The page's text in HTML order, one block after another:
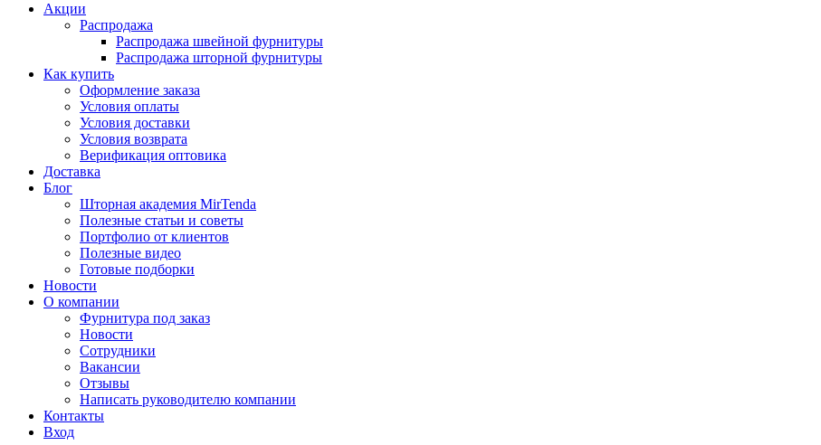
Акции
Распродажа
Распродажа швейной фурнитуры
Распродажа шторной фурнитуры
Как купить
Оформление заказа
Условия оплаты
Условия доставки
Условия возврата
Верификация оптовика
Доставка
Блог
Шторная академия MirTenda
Полезные статьи и советы
Портфолио от клиентов
Полезные видео
Готовые подборки
Новости
О компании
Фурнитура под заказ
Новости
Сотрудники
Вакансии
Отзывы
Написать руководителю компании
Контакты
Вход